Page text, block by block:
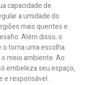
capacidade de
a umidade do
mais quentes e
Além disso, o
o torna uma escolha
meio ambiente. Ao
embeleza seu espaço,
e responsável.